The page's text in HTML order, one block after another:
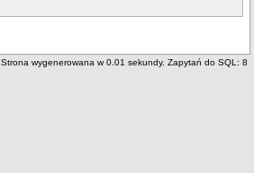
Strona wygenerowana w 0.01 sekundy. Zapytań do SQL: 8